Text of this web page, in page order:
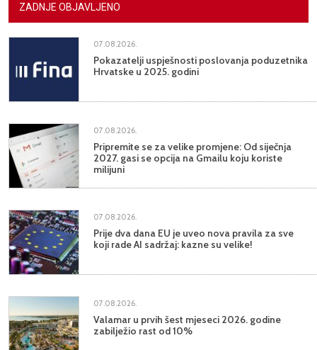
ZADNJE OBJAVLJENO
07.08.2026.
Pokazatelji uspješnosti poslovanja poduzetnika
Hrvatske u 2025. godini
07.08.2026.
Pripremite se za velike promjene: Od siječnja
2027. gasi se opcija na Gmailu koju koriste
milijuni
07.08.2026.
Prije dva dana EU je uveo nova pravila za sve
koji rade AI sadržaj: kazne su velike!
07.08.2026.
Valamar u prvih šest mjeseci 2026. godine
zabilježio rast od 10%